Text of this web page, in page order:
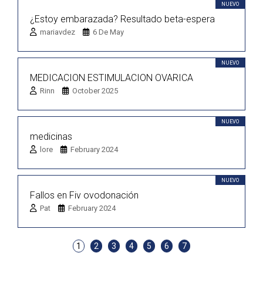
NUEVO
¿Estoy embarazada? Resultado beta-espera
mariavdez 6 De May
NUEVO
MEDICACION ESTIMULACION OVARICA
Rinn October 2025
NUEVO
medicinas
lore February 2024
NUEVO
Fallos en Fiv ovodonación
Pat February 2024
1 2 3 4 5 6 7